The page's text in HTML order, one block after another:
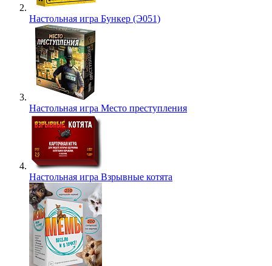
Настольная игра Бункер (Э051)
Настольная игра Место преступления
Настольная игра Взрывные котята